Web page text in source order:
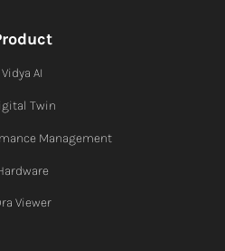
Vidya AI
Twin
Management
Viewer